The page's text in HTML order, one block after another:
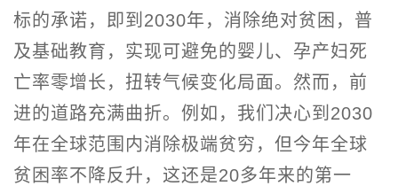
标的承诺，即到2030年，消除绝对贫困，普
及基础教育，实现可避免的婴儿、孕产妇死
亡率零增长，扭转气候变化局面。然而，前
进的道路充满曲折。例如，我们决心到2030
年在全球范围内消除极端贫穷，但今年全球
贫困率不降反升，这还是20多年来的第一